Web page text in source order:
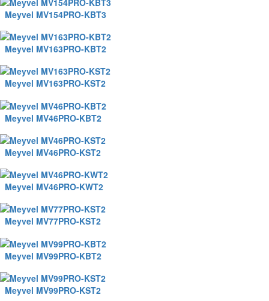
Meyvel MV154PRO-KBT3
Meyvel MV163PRO-KBT2
Meyvel MV163PRO-KST2
Meyvel MV46PRO-KBT2
Meyvel MV46PRO-KST2
Meyvel MV46PRO-KWT2
Meyvel MV77PRO-KST2
Meyvel MV99PRO-KBT2
Meyvel MV99PRO-KST2